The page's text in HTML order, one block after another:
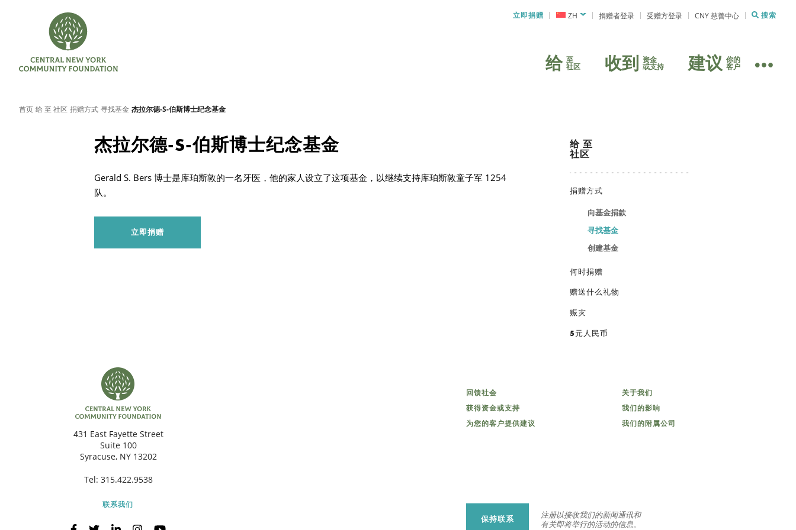
立即捐赠 ZH 捐赠者登录 受赠方登录 CNY 慈善中心 搜索
给 至
社区 收到 资金
或支持 建议 你的
客户
首页 给 至 社区 捐赠方式 寻找基金 杰拉尔德-S-伯斯博士纪念基金
杰拉尔德-S-伯斯博士纪念基金
Gerald S. Bers 博士是库珀斯敦的一名牙医，他的家人设立了这项基金，以继续支持库珀斯敦童子军 1254
队。
立即捐赠
给 至
社区
捐赠方式
向基金捐款
寻找基金
创建基金
何时捐赠
赠送什么礼物
赈灾
5元人民币
431 East Fayette Street
Suite 100
Syracuse, NY 13202
Tel: 315.422.9538
联系我们
回馈社会
获得资金或支持
为您的客户提供建议
关于我们
我们的影响
我们的附属公司
保持联系
注册以接收我们的新闻通讯和
有关即将举行的活动的信息。